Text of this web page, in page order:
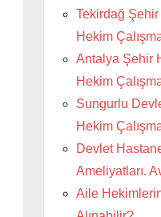
Tekirdağ
Hekim
Antalya Şehir
Hekim
Sungurlu
Hekim
Devlet
Ameliyatları.
Aile